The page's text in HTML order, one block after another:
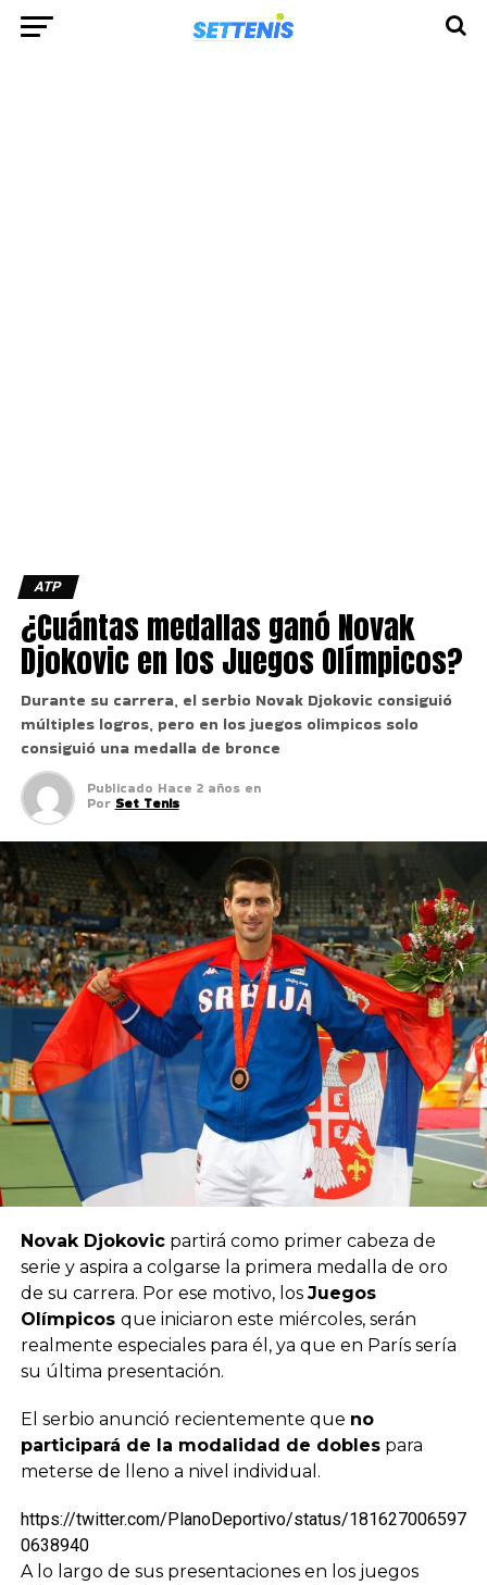
ATP
¿Cuántas medallas ganó Novak
Djokovic en los Juegos Olímpicos?
Durante su carrera, el serbio Novak Djokovic consiguió
múltiples logros, pero en los juegos olimpicos solo
consiguió una medalla de bronce
Publicado Hace 2 años en
Por Set Tenis
Novak Djokovicpartirá como primer cabeza de
serie y aspira a colgarse la primera medalla de oro
de su carrera. Por ese motivo, los Juegos
Olímpicos que iniciaron este miércoles, serán
realmente especiales para él, ya que en París sería
su última presentación.
El serbio anunció recientemente que no
participará de la modalidad de doblespara
meterse de lleno a nivel individual.
https://twitter.com/PlanoDeportivo/status/181627006597
0638940
A lo largo de sus presentaciones en los juegos